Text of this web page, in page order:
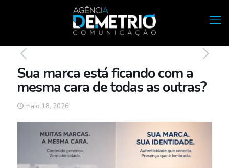
Sua marca está ficando com a
mesma cara de todas as outras?
maio 18, 2026